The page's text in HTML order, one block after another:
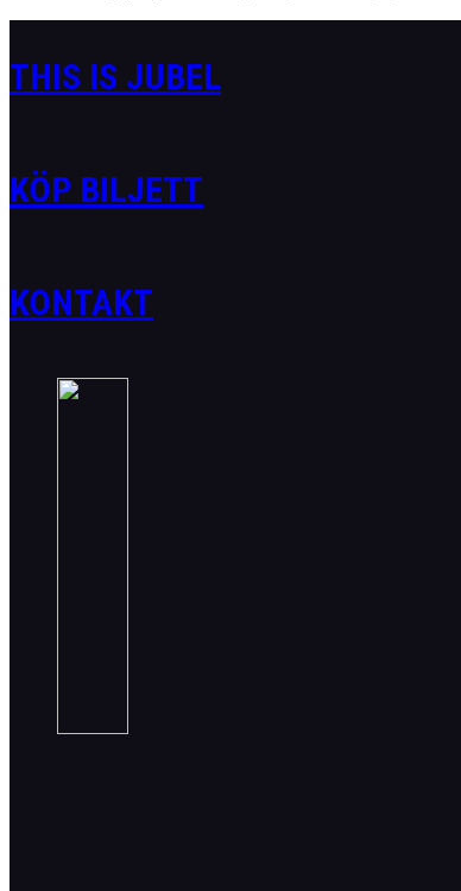
THIS IS JUBEL
KÖP BILJETT
KONTAKT